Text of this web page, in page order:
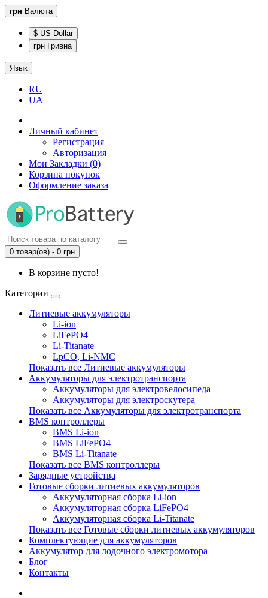
грн Валюта
$ US Dollar
грн Гривна
Язык
RU
UA
Личный кабинет
Регистрация
Авторизация
Мои Закладки (0)
Корзина покупок
Оформление заказа
0 товар(ов) - 0 грн
В корзине пусто!
Категории
Литиевые аккумуляторы
Li-ion
LiFePO4
Li-Titanate
LpCO, Li-NMC
Показать все Литиевые аккумуляторы
Аккумуляторы для электротранспорта
Аккумуляторы для электровелосипеда
Аккумуляторы для электроскутера
Показать все Аккумуляторы для электротранспорта
BMS контроллеры
BMS Li-ion
BMS LiFePO4
BMS Li-Titanate
Показать все BMS контроллеры
Зарядные устройства
Готовые сборки литиевых аккумуляторов
Аккумуляторная сборка Li-ion
Аккумуляторная сборка LiFePO4
Аккумуляторная сборка Li-Titanate
Показать все Готовые сборки литиевых аккумуляторов
Комплектующие для аккумуляторов
Аккумулятор для лодочного электромотора
Блог
Контакты